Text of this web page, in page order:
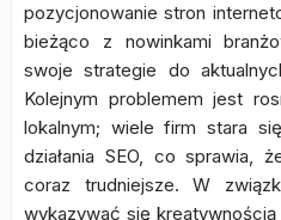
pozycjonowanie stron
bieżąco z nowinkami
swoje strategie do
Kolejnym problemem jest
lokalnym; wiele firm stara
działania SEO, co sprawia,
coraz trudniejsze. W
wykazywać się